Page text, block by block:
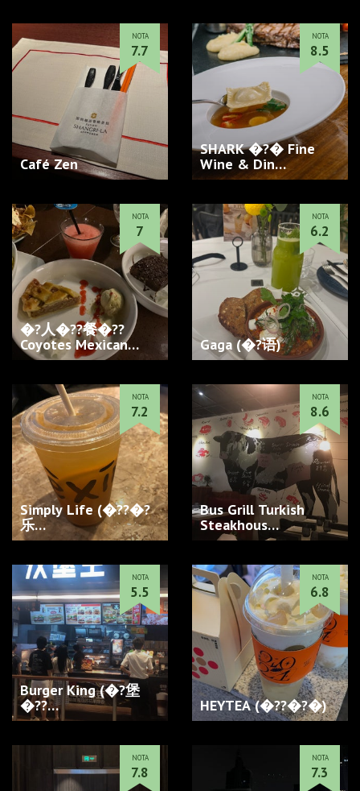
Café Zen
NOTA
7.7
SHARK �?� Fine
Wine & Din…
NOTA
8.5
�?人�??餐�??
Coyotes Mexican
Cantin…
NOTA
7
Gaga (�?语)
NOTA
6.2
Simply Life (�??�?
乐…
NOTA
7.2
Bus Grill Turkish
Steakhous…
NOTA
8.6
Burger King (�?堡
�??…
NOTA
5.5
HEYTEA (�??�?�)
NOTA
6.8
NOTA
7.8
NOTA
7.3